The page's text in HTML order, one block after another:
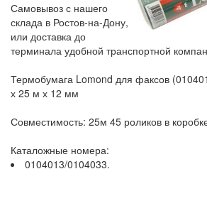
Самовывоз с нашего
склада в Ростов-на-Дону,
или доставка до
терминала удобной транспортной
Термобумага Lomond для факсов
х 25 м х 12 мм
Совместимость: 25м 45 роликов в
Каталожные номера:
0104013/0104033.